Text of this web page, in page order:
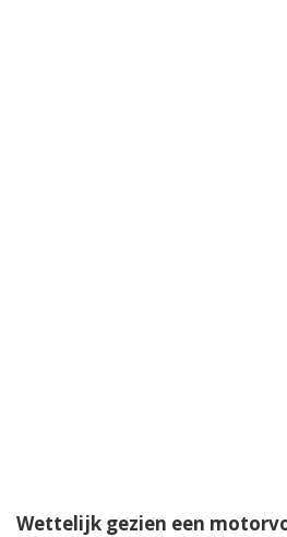
Wettelijk gezien een